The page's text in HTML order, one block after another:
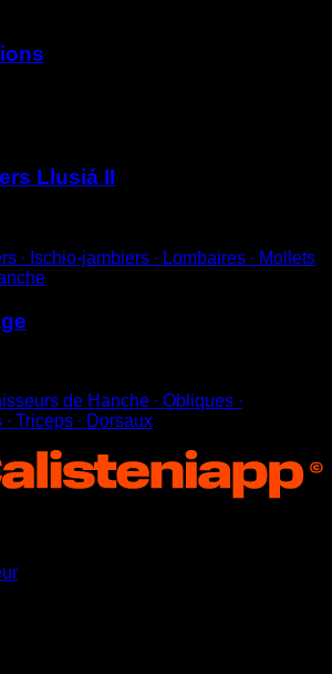
Llusiá II
∙ Ischio-jambiers ∙ Lombaires ∙ Mollets
de Hanche ∙ Obliques ∙
Triceps ∙ Dorsaux